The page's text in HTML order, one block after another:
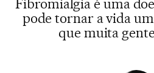
Fibromialgia é uma
pode tornar a vida
que muita